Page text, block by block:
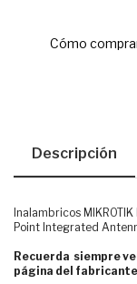
Cómo
Descripción
Inalambricos
Point Integrated
Recuerda siempre
página del